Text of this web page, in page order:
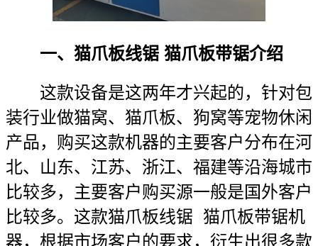
一、猫爪板线锯 猫爪板带锯介绍
这款设备是这两年才兴起的，针对包
装行业做猫窝、猫爪板、狗窝等宠物休闲
产品，购买这款机器的主要客户分布在河
北、山东、江苏、浙江、福建等沿海城市
比较多，主要客户购买源一般是国外客户
比较多。这款猫爪板线锯 猫爪板带锯机
器，根据市场客户的要求，衍生出很多款